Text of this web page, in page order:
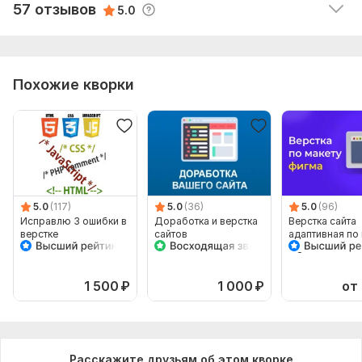
57 отзывов 5.0
Всё хорошо, работа сделана в срок.
Похожие кворки
5.0 (117)
Исправлю 3 ошибки в
верстке
1 500 ₽
5.0 (36)
Доработка и верстка
сайтов
1 000 ₽
5.0 (96)
Верстка сайта
адаптивная по
Figma
от